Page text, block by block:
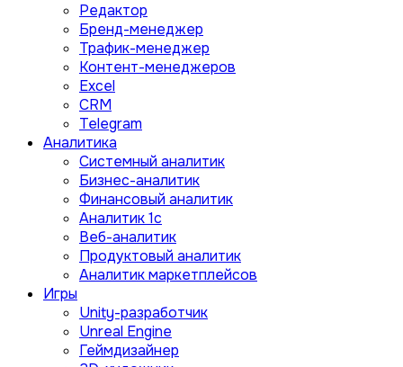
Редактор
Бренд-менеджер
Трафик-менеджер
Контент-менеджеров
Excel
CRM
Telegram
Аналитика
Системный аналитик
Бизнес-аналитик
Финансовый аналитик
Aналитик 1с
Веб-аналитик
Продуктовый аналитик
Аналитик маркетплейсов
Игры
Unity-разработчик
Unreal Engine
Геймдизайнер